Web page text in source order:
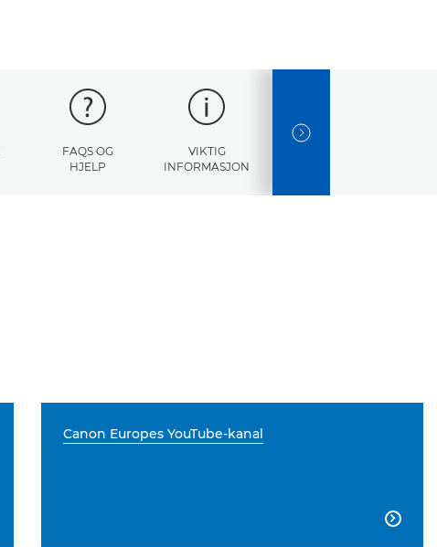
FAQS OG
HJELP
VIKTIG
INFORMASJON
NEXT SLIDE
Canon Europes YouTube-kanal
